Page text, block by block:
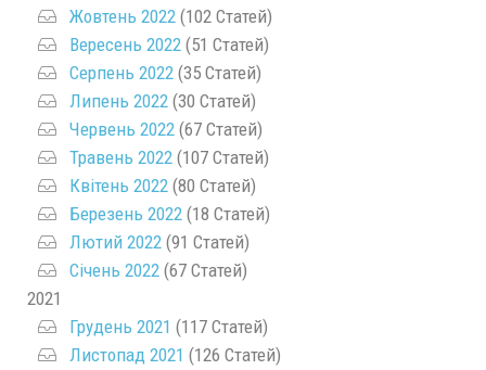
Жовтень 2022 (102 Статей)
Вересень 2022 (51 Статей)
Серпень 2022 (35 Статей)
Липень 2022 (30 Статей)
Червень 2022 (67 Статей)
Травень 2022 (107 Статей)
Квітень 2022 (80 Статей)
Березень 2022 (18 Статей)
Лютий 2022 (91 Статей)
Січень 2022 (67 Статей)
2021
Грудень 2021 (117 Статей)
Листопад 2021 (126 Статей)